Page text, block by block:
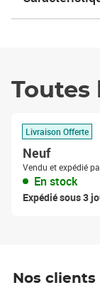
Toutes
Livraison Offerte
Neuf
Vendu et expédié
En stock
Expédié sous 3
Nos